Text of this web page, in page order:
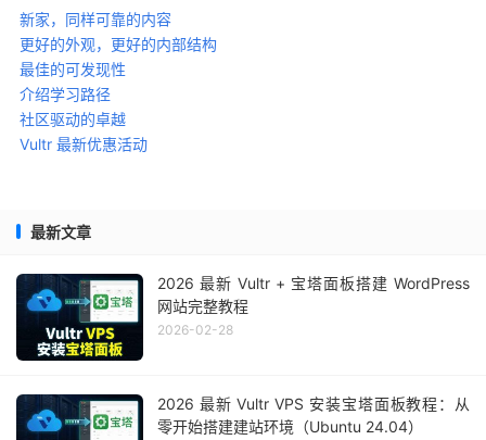
新家，同样可靠的内容
更好的外观，更好的内部结构
最佳的可发现性
介绍学习路径
社区驱动的卓越
Vultr 最新优惠活动
最新文章
2026 最新 Vultr + 宝塔面板搭建 WordPress
网站完整教程
2026-02-28
2026 最新 Vultr VPS 安装宝塔面板教程：从
零开始搭建建站环境（Ubuntu 24.04）